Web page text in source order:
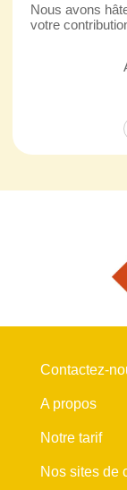
Nous avons
votre
Contactez-
A propos
Notre tarif
Nos sites de